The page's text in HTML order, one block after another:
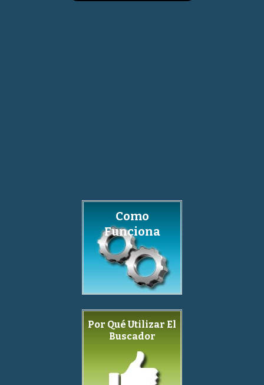
Como
Funciona
Por Qué Utilizar El
Buscador